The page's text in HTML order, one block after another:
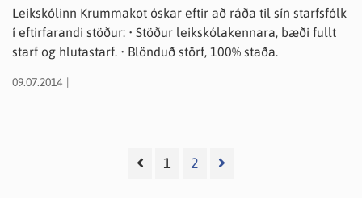
Leikskólinn Krummakot óskar eftir að ráða til sín starfsfólk
í eftirfarandi stöður: • Stöður leikskólakennara, bæði fullt
starf og hlutastarf. • Blönduð störf, 100% staða.
09.07.2014
1 2